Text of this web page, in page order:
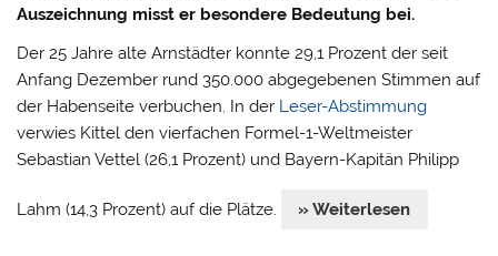
Auszeichnung misst er besondere Bedeutung bei.
Der 25 Jahre alte Arnstädter konnte 29,1 Prozent der seit
Anfang Dezember rund 350.000 abgegebenen Stimmen auf
der Habenseite verbuchen. In der Leser-Abstimmung
verwies Kittel den vierfachen Formel-1-Weltmeister
Sebastian Vettel (26,1 Prozent) und Bayern-Kapitän Philipp
Lahm (14,3 Prozent) auf die Plätze. » Weiterlesen